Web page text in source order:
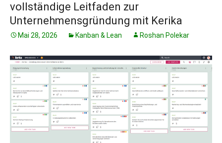
vollständige Leitfaden zur
Unternehmensgründung mit Kerika
Mai 28, 2026 Kanban & Lean Roshan Polekar